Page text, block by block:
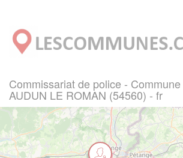
Commissariat de police - Commune
AUDUN LE ROMAN (54560) - fr